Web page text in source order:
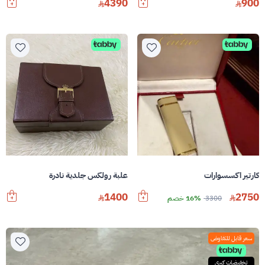
900
4390
كارتير اكسسوارات
2750
3300 16% خصم
علبة رولكس جلدية نادرة
1400
سعر قابل للتفاوض
تخفيضات كبرى